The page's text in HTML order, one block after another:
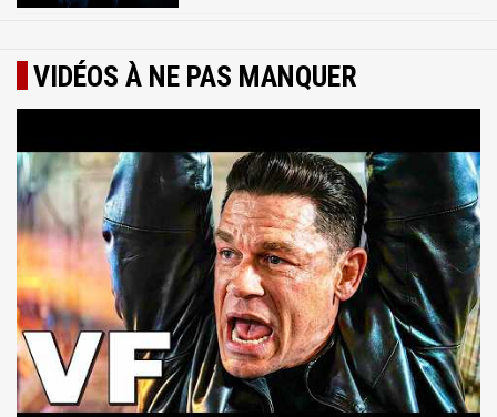
VIDÉOS À NE PAS MANQUER